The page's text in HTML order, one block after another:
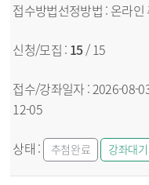
온라인
15/ 15
2026-08-
12-05
추첨완료 강좌대기